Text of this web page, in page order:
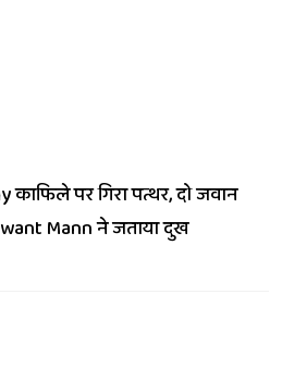
पर गिरा पत्थर, दो जवान
Mann ने जताया दुख